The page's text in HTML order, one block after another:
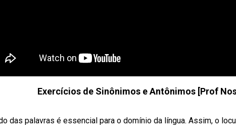
Exercícios de Sinônimos e Antônimos [Prof
das palavras é essencial para o domínio da língua. Assim, o